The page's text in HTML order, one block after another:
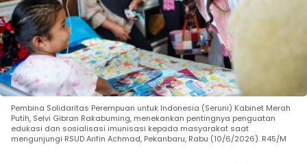
Pembina Solidaritas Perempuan untuk Indonesia (Seruni) Kabinet Merah
Putih, Selvi Gibran Rakabuming, menekankan pentingnya penguatan
edukasi dan sosialisasi imunisasi kepada masyarakat saat
mengunjungi RSUD Arifin Achmad, Pekanbaru, Rabu (10/6/2026). R45/M